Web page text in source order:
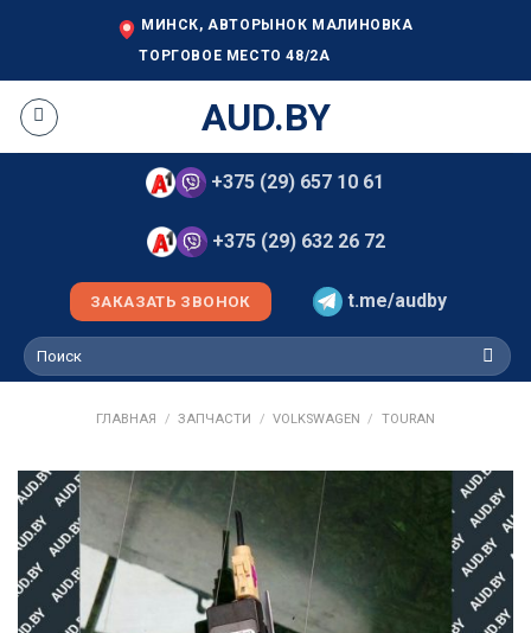
МИНСК, АВТОРЫНОК МАЛИНОВКА
ТОРГОВОЕ МЕСТО 48/2А
AUD.BY
+375 (29) 657 10 61
+375 (29) 632 26 72
ЗАКАЗАТЬ ЗВОНОК t.me/audby
Искать:
ГЛАВНАЯ / ЗАПЧАСТИ / VOLKSWAGEN / TOURAN